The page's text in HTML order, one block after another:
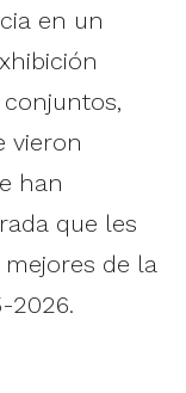
en un
vieron
han
que les
de la
2026.